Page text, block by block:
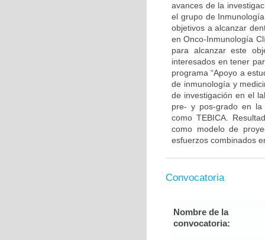
avances de la
el grupo de
objetivos a alcanzar
en Onco-Inmunología
para alcanzar este
interesados en tener
programa “Apoyo a
de inmunología y
de investigación en el
pre- y pos-grado en la
como TEBICA.
como modelo de
esfuerzos combinados
Convocatoria
Nombre de la
convocatoria: